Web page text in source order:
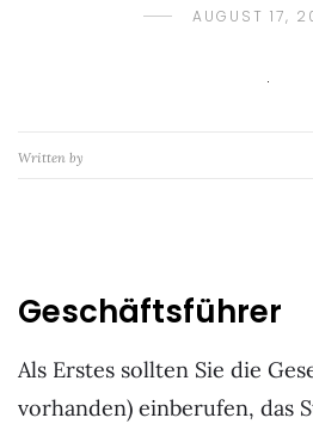
AUGUST 17,
Written by
Geschäftsführer
Als Erstes sollten Sie die
vorhanden) einberufen, das